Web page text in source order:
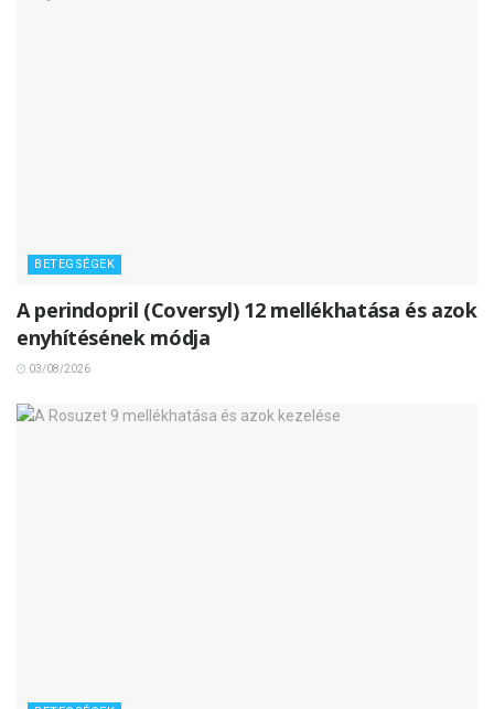
BETEGSÉGEK
A perindopril (Coversyl) 12 mellékhatása és azok
enyhítésének módja
03/08/2026